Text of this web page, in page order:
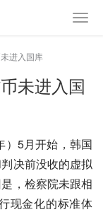
进入国库
未进入国
）5月开始，韩国
决前没收的虚拟
，检察院未跟相
现金化的标准体